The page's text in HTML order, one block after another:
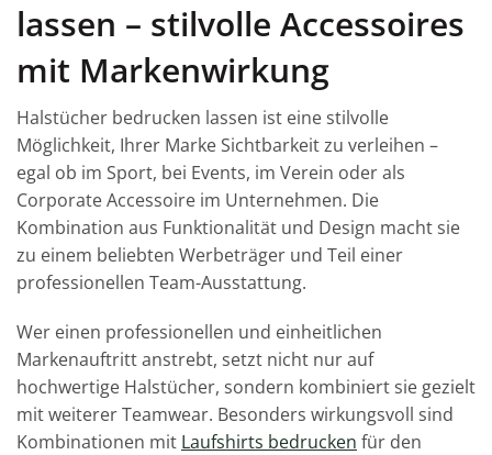
lassen – stilvolle Accessoires
mit Markenwirkung
Halstücher bedrucken lassen ist eine stilvolle
Möglichkeit, Ihrer Marke Sichtbarkeit zu verleihen –
egal ob im Sport, bei Events, im Verein oder als
Corporate Accessoire im Unternehmen. Die
Kombination aus Funktionalität und Design macht sie
zu einem beliebten Werbeträger und Teil einer
professionellen Team-Ausstattung.
Wer einen professionellen und einheitlichen
Markenauftritt anstrebt, setzt nicht nur auf
hochwertige Halstücher, sondern kombiniert sie gezielt
mit weiterer Teamwear. Besonders wirkungsvoll sind
Kombinationen mit Laufshirts bedrucken für den